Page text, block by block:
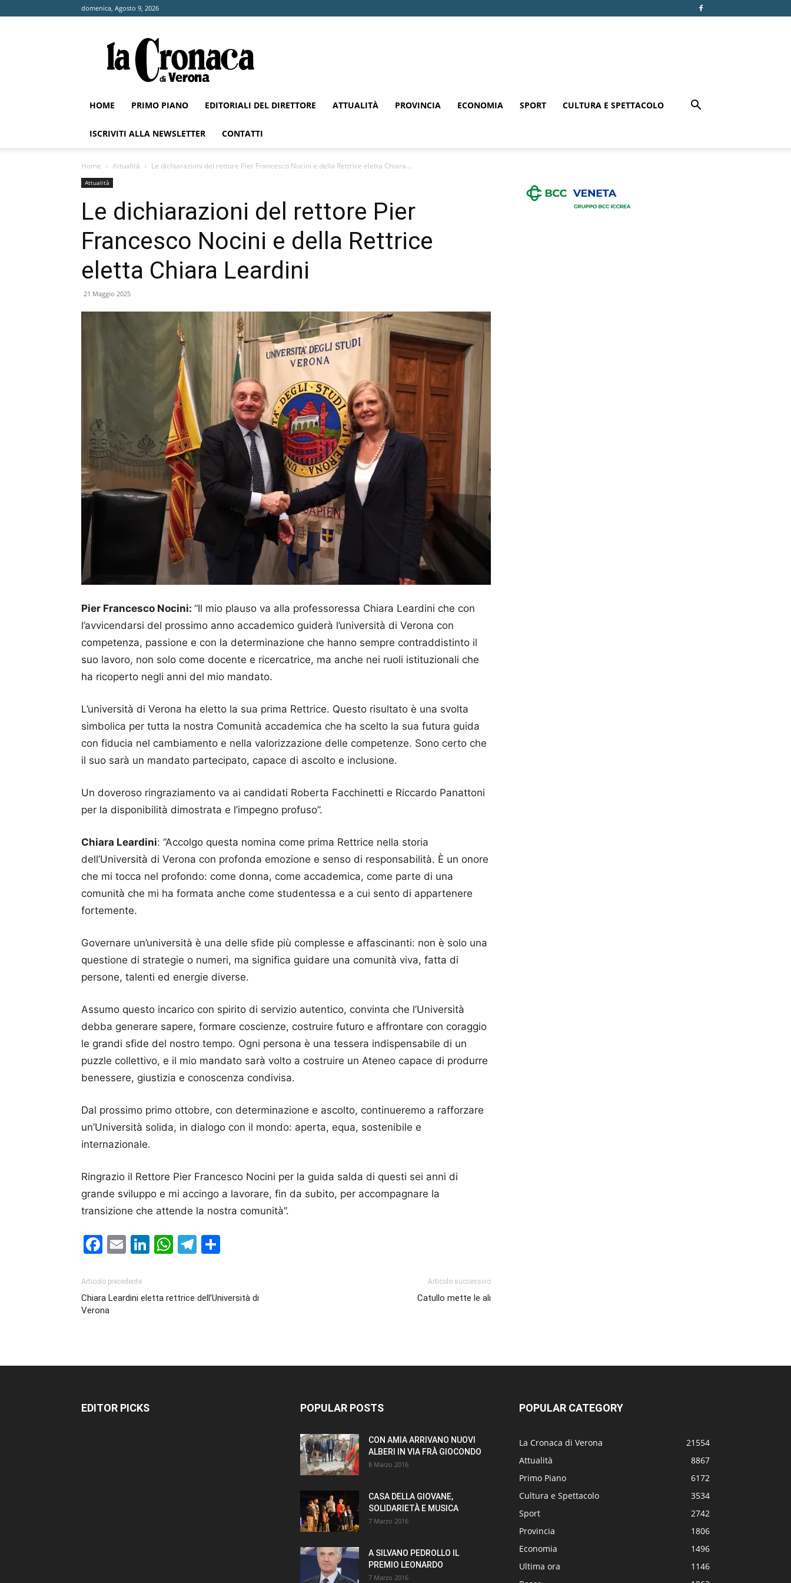
domenica, Agosto 9, 2026
Cronaca
di
Verona
HOME PRIMO PIANO EDITORIALI DEL DIRETTORE ATTUALITÀ PROVINCIA ECONOMIA SPORT CULTURA E SPETTACOLO
ISCRIVITI ALLA NEWSLETTER CONTATTI
Home Attualità Le dichiarazioni del rettore Pier Francesco Nocini e della Rettrice eletta Chiara...
Attualità
Le dichiarazioni del rettore Pier
Francesco Nocini e della Rettrice
eletta Chiara Leardini
21 Maggio 2025
Pier Francesco Nocini: “Il mio plauso va alla professoressa Chiara Leardini che con
l’avvicendarsi del prossimo anno accademico guiderà l’università di Verona con
competenza, passione e con la determinazione che hanno sempre contraddistinto il
suo lavoro, non solo come docente e ricercatrice, ma anche nei ruoli istituzionali che
ha ricoperto negli anni del mio mandato.
L’università di Verona ha eletto la sua prima Rettrice. Questo risultato è una svolta
simbolica per tutta la nostra Comunità accademica che ha scelto la sua futura guida
con fiducia nel cambiamento e nella valorizzazione delle competenze. Sono certo che
il suo sarà un mandato partecipato, capace di ascolto e inclusione.
Un doveroso ringraziamento va ai candidati Roberta Facchinetti e Riccardo Panattoni
per la disponibilità dimostrata e l’impegno profuso”.
Chiara Leardini: “Accolgo questa nomina come prima Rettrice nella storia
dell’Università di Verona con profonda emozione e senso di responsabilità. È un onore
che mi tocca nel profondo: come donna, come accademica, come parte di una
comunità che mi ha formata anche come studentessa e a cui sento di appartenere
fortemente.
Governare un’università è una delle sfide più complesse e affascinanti: non è solo una
questione di strategie o numeri, ma significa guidare una comunità viva, fatta di
persone, talenti ed energie diverse.
Assumo questo incarico con spirito di servizio autentico, convinta che l’Università
debba generare sapere, formare coscienze, costruire futuro e affrontare con coraggio
le grandi sfide del nostro tempo. Ogni persona è una tessera indispensabile di un
puzzle collettivo, e il mio mandato sarà volto a costruire un Ateneo capace di produrre
benessere, giustizia e conoscenza condivisa.
Dal prossimo primo ottobre, con determinazione e ascolto, continueremo a rafforzare
un’Università solida, in dialogo con il mondo: aperta, equa, sostenibile e
internazionale.
Ringrazio il Rettore Pier Francesco Nocini per la guida salda di questi sei anni di
grande sviluppo e mi accingo a lavorare, fin da subito, per accompagnare la
transizione che attende la nostra comunità”.
Facebook
EmailLinkedIn
WhatsApp
Telegram
Articolo precedente
Chiara Leardini eletta rettrice dell’Università di
Verona
Articolo successivo
Catullo mette le ali
EDITOR PICKS POPULAR POSTS
CON AMIA ARRIVANO NUOVI
ALBERI IN VIA FRÀ GIOCONDO
8 Marzo 2016
CASA DELLA GIOVANE,
SOLIDARIETÀ E MUSICA
7 Marzo 2016
A SILVANO PEDROLLO IL
PREMIO LEONARDO
7 Marzo 2016
POPULAR CATEGORY
La Cronaca di Verona
21554
Attualità
8867
Primo Piano
6172
Cultura e Spettacolo
3534
Sport
2742
Provincia
1806
Economia
1496
Ultima ora
1146